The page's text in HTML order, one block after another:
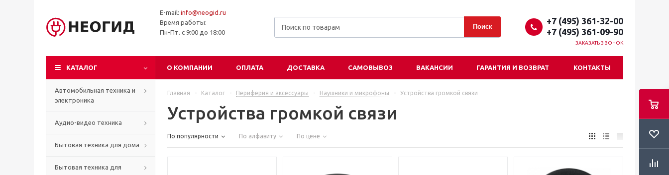
E-mail: info@neogid.ru
Время работы:
Пн-Пт. с 9:00 до 18:00
+7 (495) 361-32-00
+7 (495) 361-09-90
ЗАКАЗАТЬ ЗВОНОК
КАТАЛОГ О КОМПАНИИ ОПЛАТА ДОСТАВКА САМОВЫВОЗ ВАКАНСИИ ГАРАНТИЯ И ВОЗВРАТ КОНТАКТЫ
Автомобильная техника и
электроника
Аудио-видео техника
Бытовая техника для дома
Бытовая техника для
Главная - Каталог - Периферия и аксессуары - Наушники и микрофоны - Устройства громкой связи
Устройства громкой связи
По популярности По алфавиту По цене